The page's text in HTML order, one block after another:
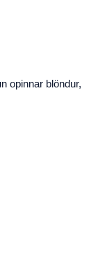
opinnar blöndur,